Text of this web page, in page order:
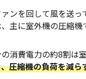
1〜2回掃除する
プランを見直す
ンを回して風を送
主に室外機の圧縮機
消費電力の約8割は
圧縮機の負荷を減ら